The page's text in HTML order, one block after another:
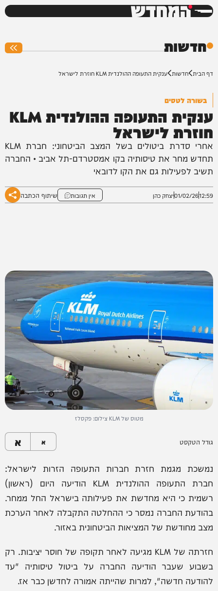
המחדש
חדשות
דף הבית חדשות ענקית התעופה ההולנדית KLM חוזרת לישראל
בשורה לטסים
ענקית התעופה ההולנדית KLM
חוזרת לישראל
אחרי סדרת ביטולים בשל המצב הביטחוני: חברת KLM
תחדש מחר את טיסותיה בקו אמסטרדם-תל אביב • החברה
תשיב לפעילות גם את הקו לדובאי
12:59
01/02/26יצחק כהן אין תגובות שיתוף הכתבה
מטוס של KLM צילום: פקסלז
גודל הטקסט א א
נמשכת מגמת חזרת חברות התעופה הזרות לישראל:
חברת התעופה ההולנדית KLM הודיעה היום (ראשון)
רשמית כי היא מחדשת את פעילותה בישראל החל ממחר.
בהודעת החברה נמסר כי ההחלטה התקבלה לאחר הערכת
מצב מחודשת של המציאות הביטחונית באזור.
חזרתה של KLM מגיעה לאחר תקופה של חוסר יציבות. רק
בשבוע שעבר הודיעה החברה על ביטול טיסותיה "עד
להודעה חדשה", למרות שהייתה אמורה לחדשן כבר אז.